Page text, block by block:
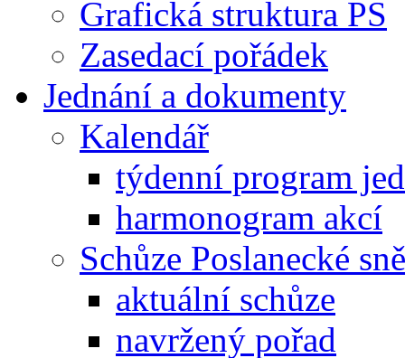
Grafická struktura PS
Zasedací pořádek
Jednání a dokumenty
Kalendář
týdenní program
harmonogram akcí
Schůze Poslanecké
aktuální schůze
navržený pořad